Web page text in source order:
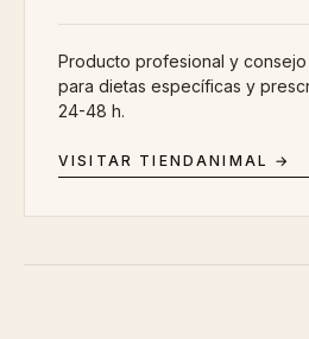
Producto profesional y
para dietas específicas y
24-48 h.
VISITAR TIENDANIMAL →